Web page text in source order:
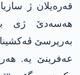
قەرەیلان ژ
ھەسەدێ ژی
بەرپرسێ
عەفرینێ یە.